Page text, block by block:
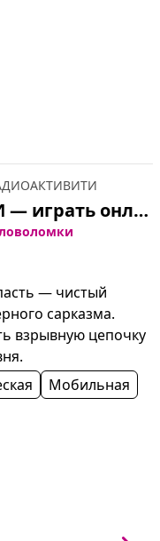
РАДИОАКТИВИТИ — играть онлайн бесплатно
— чистый
сарказма.
взрывную цепочку
Мобильная